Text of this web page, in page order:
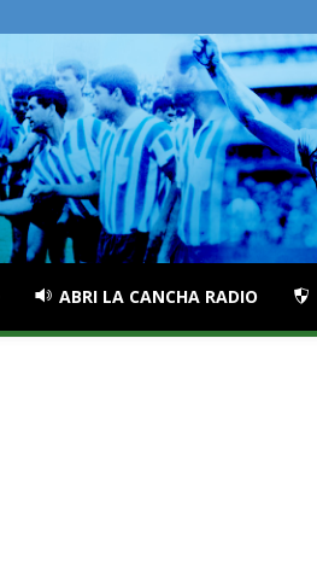
ABRI LA CANCHA RADIO